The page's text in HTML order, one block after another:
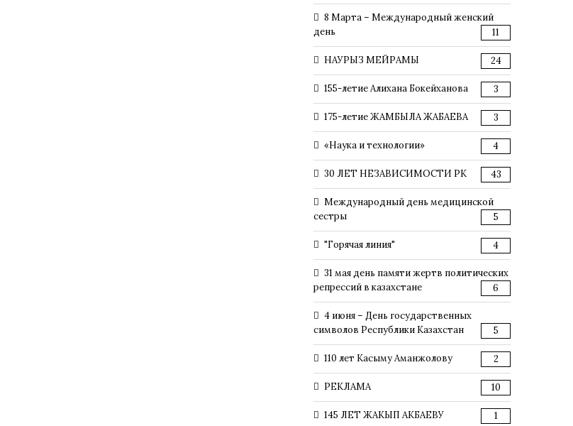
8 Марта – Международный женский
день
11
НАУРЫЗ МЕЙРАМЫ 24
155-летие Алихана Бокейханова 3
175-летие ЖАМБЫЛА ЖАБАЕВА 3
«Наука и технологии» 4
30 ЛЕТ НЕЗАВИСИМОСТИ РК 43
Международный день медицинской
сестры
5
"Горячая линия" 4
31 мая день памяти жертв политических
репрессий в казахстане
6
4 июня – День государственных
символов Республики Казахстан
5
110 лет Касыму Аманжолову 2
РЕКЛАМА 10
145 ЛЕТ ЖАКЫП АКБАЕВУ 1